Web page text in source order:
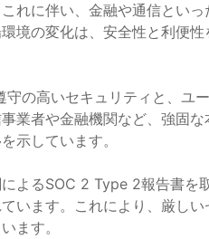
れに伴い、金融や通信とい
境の変化は、安全性と利便
守の高いセキュリティと、ユ
業者や金融機関など、強固
示しています。
よるSOC 2 Type 2報告書を
います。これにより、厳し
ます。